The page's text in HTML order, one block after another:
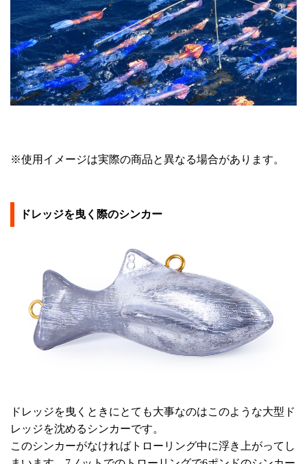
※使用イメージは実際の商品と異なる場合があります。
ドレッジを曳く際のシンカー
ドレッジを曳くときにとても大事なのはこのような大型ド
レッジを沈めるシンカーです。
このシンカーがなければトローリング中に浮き上がってし